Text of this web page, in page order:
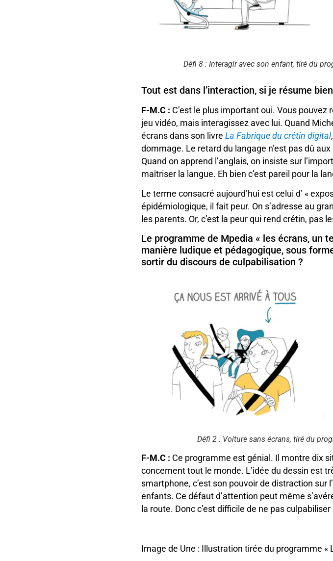
Défi 8 : Interagir avec son enfant, tiré du
Tout est dans l’interaction, si je résume
F-M.C : C’est le plus important oui. Vous
jeu vidéo, mais interagissez avec lui. Quand
écrans dans son livre La Fabrique du crétin digital
dommage. Le retard du langage n’est pas dû
Quand on apprend l’anglais, on insiste sur
maîtriser la langue. Eh bien c’est pareil pour la
Le terme consacré aujourd’hui est celui d’ «
épidémiologique, il fait peur. On s’adresse au
les parents. Or, c’est la peur qui rend crétin, pas
Le programme de Mpedia « les écrans, un
manière ludique et pédagogique, sous
sortir du discours de culpabilisation ?
Défi 2 : Voiture sans écrans, tiré du
F-M.C : Ce programme est génial. Il montre dix
concernent tout le monde. L’idée du dessin est
smartphone, c’est son pouvoir de distraction
enfants. Ce défaut d’attention peut même
la route. Donc c’est difficile de ne pas
Image de Une : Illustration tirée du programme «